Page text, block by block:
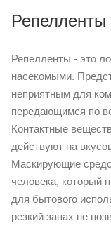
Репелленты
Репелленты - это
насекомыми.
неприятным для
передающимся по
Контактные
действуют на
Маскирующие
человека, который
для бытового
резкий запах не